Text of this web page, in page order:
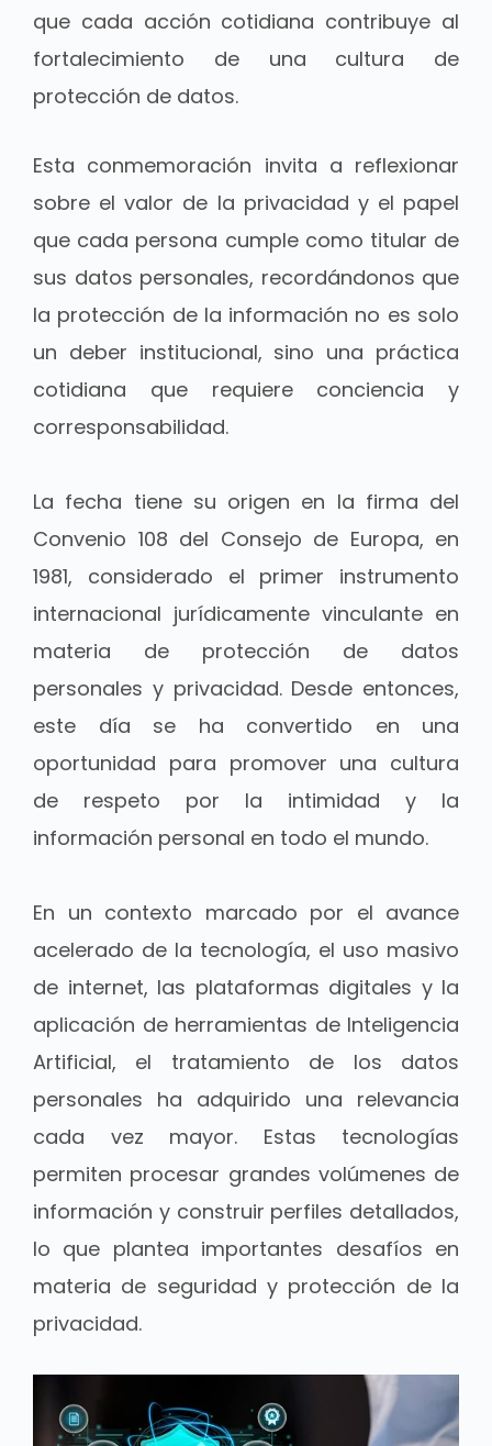
que cada acción cotidiana contribuye al
fortalecimiento de una cultura de
protección de datos.
Esta conmemoración invita a reflexionar
sobre el valor de la privacidad y el papel
que cada persona cumple como titular de
sus datos personales, recordándonos que
la protección de la información no es solo
un deber institucional, sino una práctica
cotidiana que requiere conciencia y
corresponsabilidad.
La fecha tiene su origen en la firma del
Convenio 108 del Consejo de Europa, en
1981, considerado el primer instrumento
internacional jurídicamente vinculante en
materia de protección de datos
personales y privacidad. Desde entonces,
este día se ha convertido en una
oportunidad para promover una cultura
de respeto por la intimidad y la
información personal en todo el mundo.
En un contexto marcado por el avance
acelerado de la tecnología, el uso masivo
de internet, las plataformas digitales y la
aplicación de herramientas de Inteligencia
Artificial, el tratamiento de los datos
personales ha adquirido una relevancia
cada vez mayor. Estas tecnologías
permiten procesar grandes volúmenes de
información y construir perfiles detallados,
lo que plantea importantes desafíos en
materia de seguridad y protección de la
privacidad.